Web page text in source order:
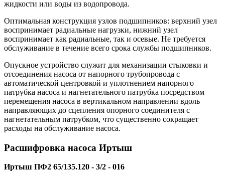
жидкости или воды из водопровода.
Оптимальная конструкция узлов подшипников: верхний узел
воспринимает радиальные нагрузки, нижний узел
воспринимает как радиальные, так и осевые. Не требуется
обслуживание в течение всего срока службы подшипников.
Опускное устройство служит для механизации стыковки и
отсоединения насоса от напорного трубопровода с
автоматической центровкой и уплотнением напорного
патрубка насоса и нагнетательного патрубка посредством
перемещения насоса в вертикальном направлении вдоль
направляющих до сцепления опорного соединителя с
нагнетательным патрубком, что существенно сокращает
расходы на обслуживание насоса.
Расшифровка насоса Иртыш
Иртыш ПФ2 65/135.120 - 3/2 - 016